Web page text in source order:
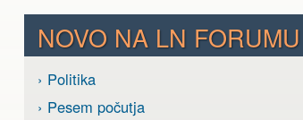
NOVO NA LN FORUMU
› Politika
› Pesem počutja